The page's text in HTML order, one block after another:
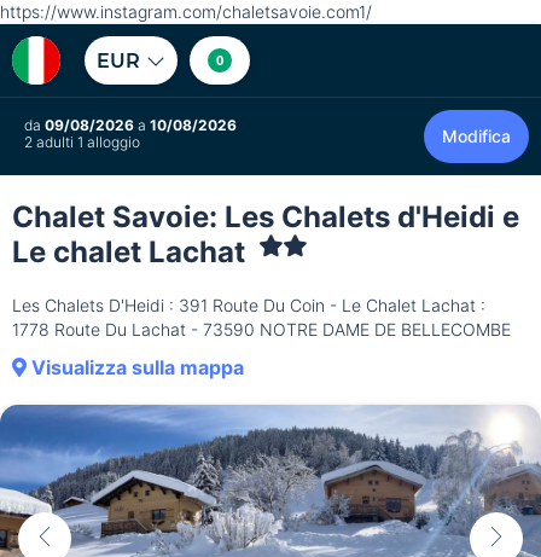
https://www.instagram.com/chaletsavoie.com1/
EUR 0
da 09/08/2026 a 10/08/2026
2 adulti 1 alloggio
Modifica
Chalet Savoie: Les Chalets d'Heidi e
Le chalet Lachat
Les Chalets D'Heidi : 391 Route Du Coin - Le Chalet Lachat :
1778 Route Du Lachat - 73590 NOTRE DAME DE BELLECOMBE
Visualizza sulla mappa